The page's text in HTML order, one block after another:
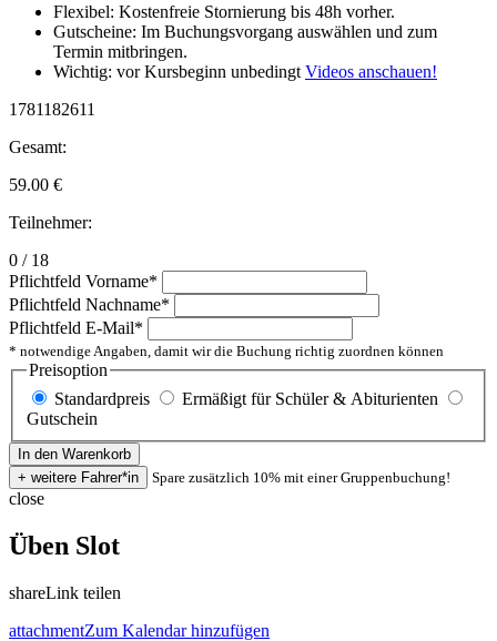
Flexibel: Kostenfreie Stornierung bis 48h vorher.
Gutscheine: Im Buchungsvorgang auswählen und zum
Termin mitbringen.
Wichtig: vor Kursbeginn unbedingt Videos anschauen!
1781182611
Gesamt:
59.00 €
Teilnehmer:
0 / 18
Pflichtfeld Vorname*
Pflichtfeld Nachname*
Pflichtfeld E-Mail*
* notwendige Angaben, damit wir die Buchung richtig zuordnen können
Preisoption
Standardpreis
Ermäßigt für Schüler & Abiturienten
Gutschein
Spare zusätzlich 10% mit einer Gruppenbuchung!
close
Üben Slot
shareLink teilen
attachmentZum Kalendar hinzufügen